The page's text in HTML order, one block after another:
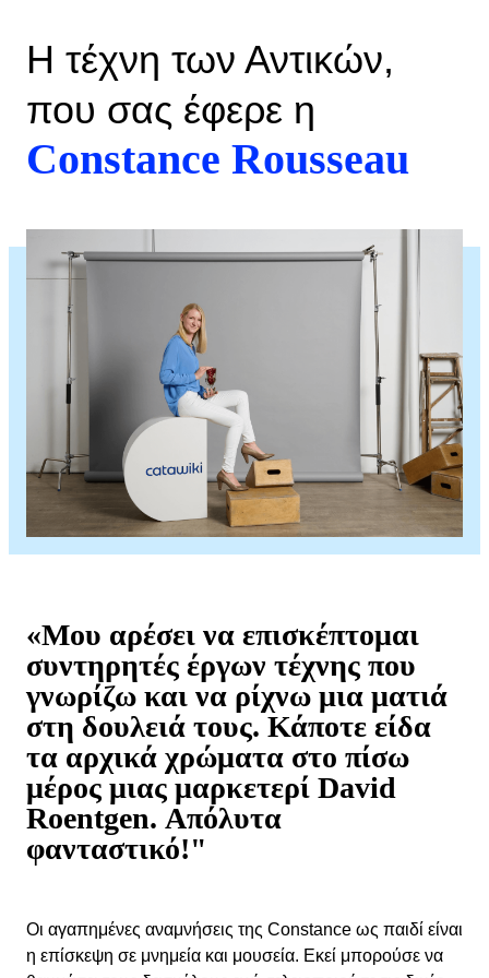
Η τέχνη των Αντικών,
που σας έφερε η
Constance Rousseau
«Μου αρέσει να επισκέπτομαι
συντηρητές έργων τέχνης που
γνωρίζω και να ρίχνω μια ματιά
στη δουλειά τους. Κάποτε είδα
τα αρχικά χρώματα στο πίσω
μέρος μιας μαρκετερί David
Roentgen. Απόλυτα
φανταστικό!"
Οι αγαπημένες αναμνήσεις της Constance ως παιδί είναι
η επίσκεψη σε μνημεία και μουσεία. Εκεί μπορούσε να